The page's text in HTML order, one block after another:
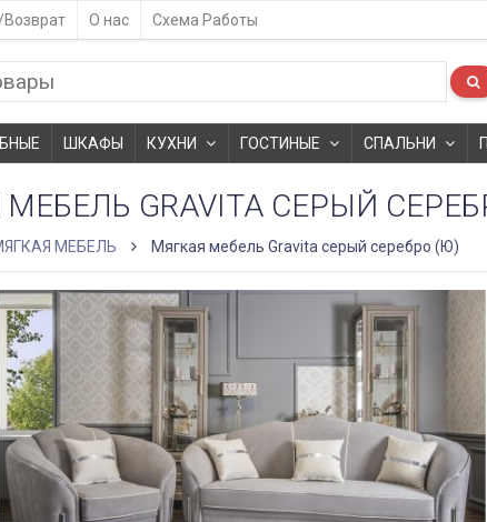
О нас Схема Работы
ШКАФЫ КУХНИ ГОСТИНЫЕ СПАЛЬНИ
GRAVITA СЕРЫЙ
МЕБЕЛЬ Мягкая мебель Gravita серый серебро (Ю)